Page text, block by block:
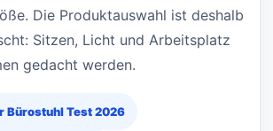
Die Produktauswahl ist deshalb
Sitzen, Licht und Arbeitsplatz
gedacht werden.
Bürostuhl Test 2026